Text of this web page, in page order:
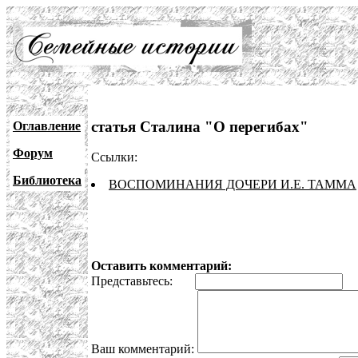
Оглавление
Форум
Библиотека
статья Сталина "О перегибах"
Ссылки:
ВОСПОМИНАНИЯ ДОЧЕРИ И.Е. ТАММА
Оставить комментарий:
Представьтесь:
Ваш комментарий: